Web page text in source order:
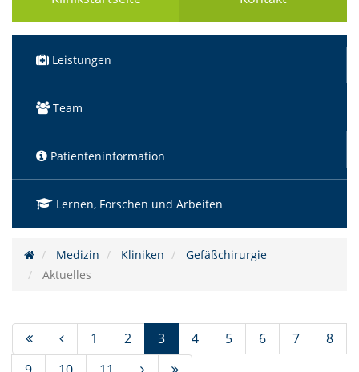
Leistungen
Team
Patienteninformation
Lernen, Forschen und Arbeiten
Medizin Kliniken
Gefäßchirurgie
Aktuelles
1 2 3(Standort)
4 5 6 7
8